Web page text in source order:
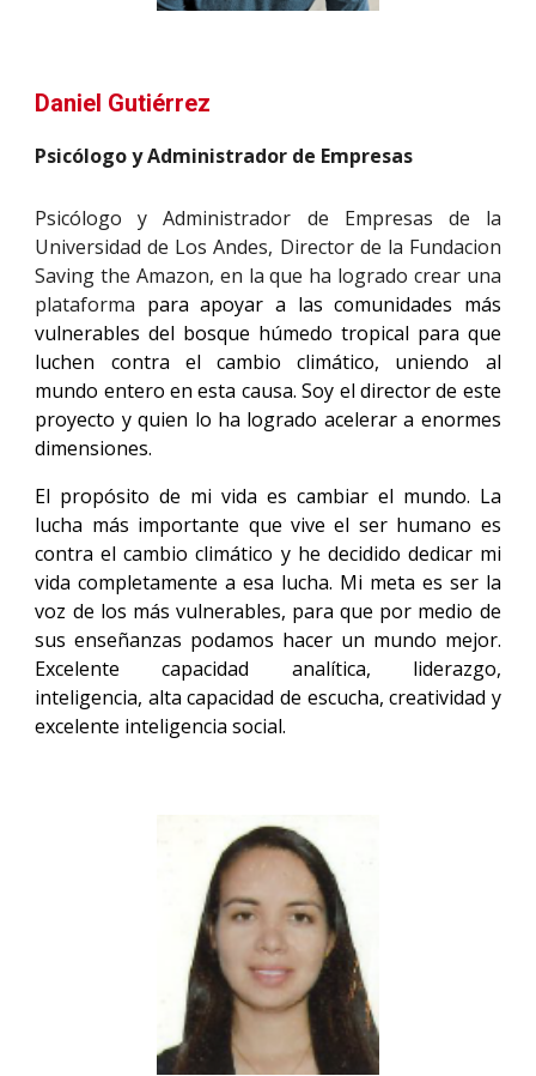
Daniel Gutiérrez
Psicólogo y Administrador de Empresas
Psicólogo y Administrador de Empresas de la
Universidad de Los Andes, Director de la Fundacion
Saving the Amazon, en la que ha logrado crear una
plataforma para apoyar a las comunidades más
vulnerables del bosque húmedo tropical para que
luchen contra el cambio climático, uniendo al
mundo entero en esta causa. Soy el director de este
proyecto y quien lo ha logrado acelerar a enormes
dimensiones.
El propósito de mi vida es cambiar el mundo. La
lucha más importante que vive el ser humano es
contra el cambio climático y he decidido dedicar mi
vida completamente a esa lucha. Mi meta es ser la
voz de los más vulnerables, para que por medio de
sus enseñanzas podamos hacer un mundo mejor.
Excelente capacidad analítica, liderazgo,
inteligencia, alta capacidad de escucha, creatividad y
excelente inteligencia social.